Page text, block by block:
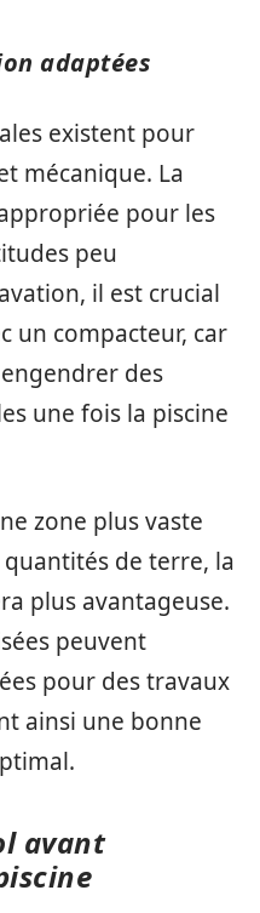
adaptées
existent pour
mécanique. La
pour les
peu
il est crucial
un compacteur, car
des
une fois la piscine
zone plus vaste
de terre, la
plus avantageuse.
peuvent
pour des travaux
ainsi une bonne
avant